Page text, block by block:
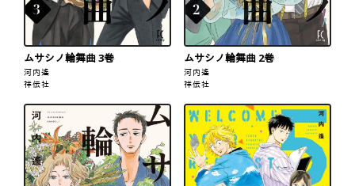
ムサシノ輪舞曲 3巻
河内遙
祥伝社
ムサシノ輪舞曲 2巻
河内遙
祥伝社